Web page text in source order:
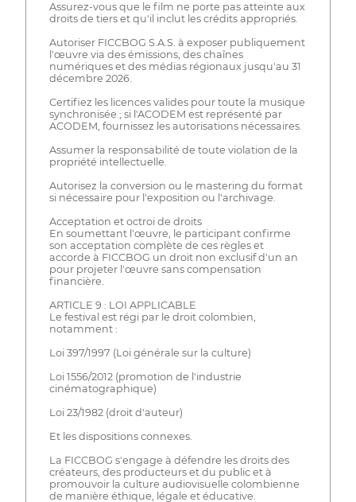
Assurez-vous que le film ne porte pas atteinte aux
droits de tiers et qu'il inclut les crédits appropriés.
Autoriser FICCBOG S.A.S. à exposer publiquement
l'œuvre via des émissions, des chaînes
numériques et des médias régionaux jusqu'au 31
décembre 2026.
Certifiez les licences valides pour toute la musique
synchronisée ; si l'ACODEM est représenté par
ACODEM, fournissez les autorisations nécessaires.
Assumer la responsabilité de toute violation de la
propriété intellectuelle.
Autorisez la conversion ou le mastering du format
si nécessaire pour l'exposition ou l'archivage.
Acceptation et octroi de droits
En soumettant l'œuvre, le participant confirme
son acceptation complète de ces règles et
accorde à FICCBOG un droit non exclusif d'un an
pour projeter l'œuvre sans compensation
financière.
ARTICLE 9 : LOI APPLICABLE
Le festival est régi par le droit colombien,
notamment :
Loi 397/1997 (Loi générale sur la culture)
Loi 1556/2012 (promotion de l'industrie
cinématographique)
Loi 23/1982 (droit d'auteur)
Et les dispositions connexes.
La FICCBOG s'engage à défendre les droits des
créateurs, des producteurs et du public et à
promouvoir la culture audiovisuelle colombienne
de manière éthique, légale et éducative.